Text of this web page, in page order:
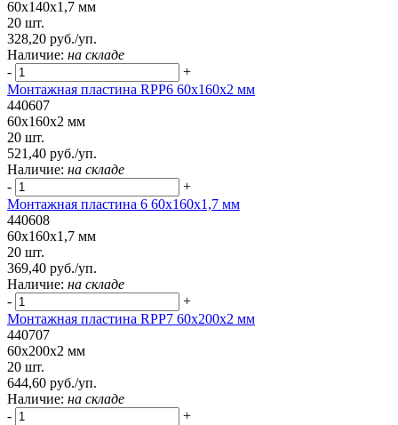
60x140x1,7 мм
20 шт.
328,20 руб./уп.
Наличие: на складе
-
+
Монтажная пластина RPP6 60x160x2 мм
440607
60x160x2 мм
20 шт.
521,40 руб./уп.
Наличие: на складе
-
+
Монтажная пластина 6 60x160x1,7 мм
440608
60x160x1,7 мм
20 шт.
369,40 руб./уп.
Наличие: на складе
-
+
Монтажная пластина RPP7 60x200x2 мм
440707
60x200x2 мм
20 шт.
644,60 руб./уп.
Наличие: на складе
-
+